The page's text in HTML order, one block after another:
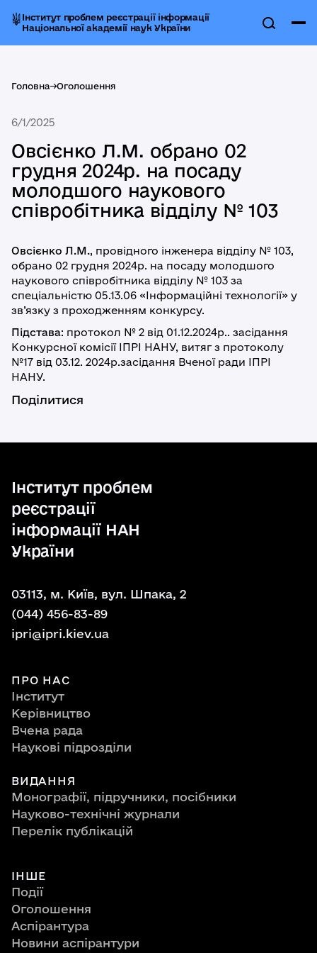
Інститут проблем реєстрації інформації
Національної академії наук України
Головна->Оголошення
6/1/2025
Овсієнко Л.М. обрано 02
грудня 2024р. на посаду
молодшого наукового
співробітника відділу № 103
Овсієнко Л.М., провідного інженера відділу № 103,
обрано 02 грудня 2024р. на посаду молодшого
наукового співробітника відділу № 103 за
спеціальністю 05.13.06 «Інформаційні технології» у
зв’язку з проходженням конкурсу.
Підстава: протокол № 2 від 01.12.2024р.. засідання
Конкурсної комісії ІПРІ НАНУ, витяг з протоколу
№17 від 03.12. 2024р.засідання Вченої ради ІПРІ
НАНУ.
Поділитися
Інститут проблем
реєстрації
інформації НАН
України
03113, м. Київ, вул. Шпака, 2
(044) 456-83-89
ipri@ipri.kiev.ua
ПРО НАС
Інститут
Керівництво
Вчена рада
Наукові підрозділи
ВИДАННЯ
Монографії, підручники, посібники
Науково-технічні журнали
Перелік публікацій
ІНШЕ
Події
Оголошення
Аспірантура
Новини аспірантури